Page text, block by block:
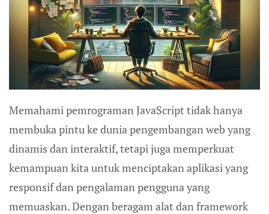
Memahami pemrograman JavaScript tidak hanya
membuka pintu ke dunia pengembangan web yang
dinamis dan interaktif, tetapi juga memperkuat
kemampuan kita untuk menciptakan aplikasi yang
responsif dan pengalaman pengguna yang
memuaskan. Dengan beragam alat dan framework